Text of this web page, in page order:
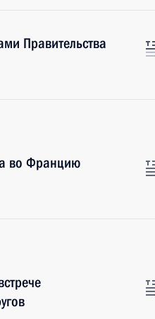
Правительства
во Францию